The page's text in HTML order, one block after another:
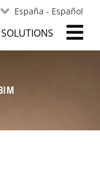
España - Español